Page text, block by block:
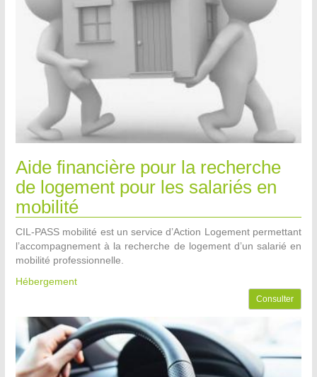
Aide financière pour la recherche
de logement pour les salariés en
mobilité
CIL-PASS mobilité est un service d’Action Logement permettant
l’accompagnement à la recherche de logement d’un salarié en
mobilité professionnelle.
Hébergement
Consulter